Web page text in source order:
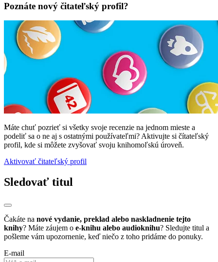
Poznáte nový čitateľský profil?
Máte chuť pozrieť si všetky svoje recenzie na jednom mieste a
podeliť sa o ne aj s ostatnými používateľmi? Aktivujte si čítateľský
profil, kde si môžete zvyšovať svoju knihomoľskú úroveň.
Aktivovať čitateľský profil
Sledovať titul
Čakáte na nové vydanie, preklad alebo naskladnenie tejto
knihy? Máte záujem o e-knihu alebo audioknihu? Sledujte titul a
pošleme vám upozornenie, keď niečo z toho pridáme do ponuky.
E-mail